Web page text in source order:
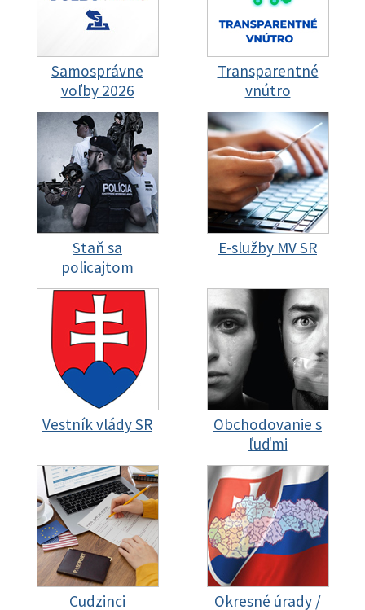
Samosprávne
voľby 2026
Transparentné
vnútro
Staň sa
policajtom
E-služby MV SR
Vestník vlády SR
Obchodovanie s
ľuďmi
Cudzinci Okresné úrady /